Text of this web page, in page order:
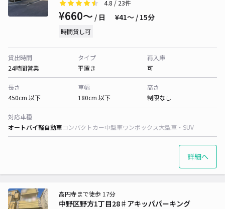
4.8 / 23件
¥660〜 / 日 ¥41〜 / 15分
時間貸し可
貸出時間
24時間営業
タイプ
平置き
再入庫
可
長さ
450cm 以下
車幅
180cm 以下
高さ
制限なし
対応車種
オートバイ軽自動車コンパクトカー中型車ワンボックス大型車・SUV
詳細へ
中野区野方1丁目28♯アキッパパーキング
高円寺まで徒歩 17分